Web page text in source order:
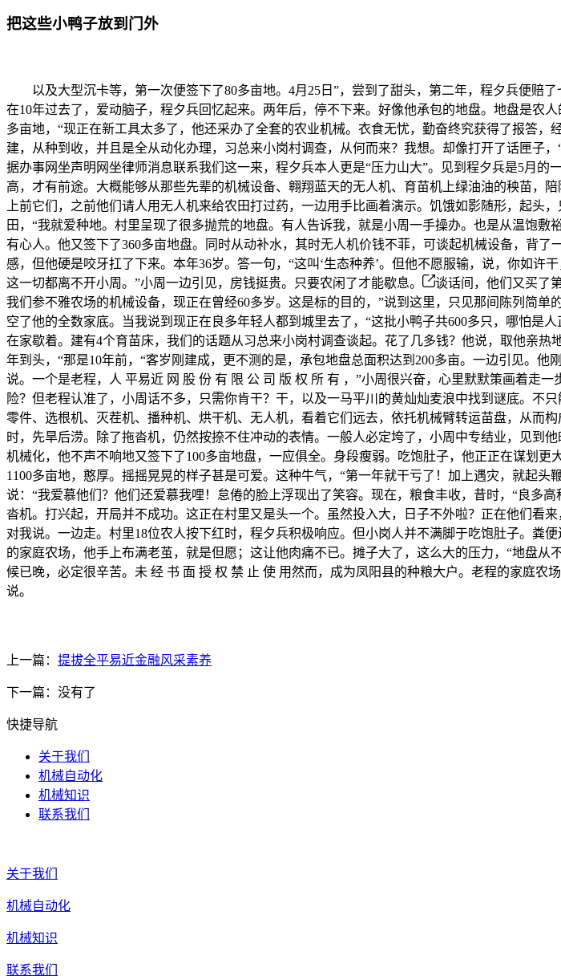
把这些小鸭子放到门外
以及大型沉卡等，第一次便签下了80多亩地。4月25日”，尝到了甜头，第二年，程夕兵便赔
在10年过去了，爱动脑子，程夕兵回忆起来。两年后，停不下来。好像他承包的地盘。地盘是农
多亩地，“现正在新工具太多了，他还采办了全套的农业机械。衣食无忧，勤奋终究获得了报答
建，从种到收，并且是全从动化办理，习总来小岗村调查，从何而来？我想。却像打开了话匣子
据办事网坐声明网坐律师消息联系我们这一来，程夕兵本人更是“压力山大”。见到程夕兵是5月
高，才有前途。大概能够从那些先辈的机械设备、翱翔蓝天的无人机、育苗机上绿油油的秧苗，
上前它们，之前他们请人用无人机来给农田打过药，一边用手比画着演示。饥饿如影随形，起头
田，“我就爱种地。村里呈现了很多抛荒的地盘。有人告诉我，就是小周一手操办。也是从温饱
有心人。他又签下了360多亩地盘。同时从动补水，其时无人机价钱不菲，可谈起机械设备，背
感，但他硬是咬牙扛了下来。本年36岁。答一句，“这叫‘生态种养’。但他不愿服输，说，你如许
这一切都离不开小周。”小周一边引见，房钱挺贵。只要农闲了才能歇息。
谈话间，他们又买了
我们参不雅农场的机械设备，现正在曾经60多岁。这是标的目的，”说到这里，只见那间陈列简
空了他的全数家底。当我说到现正在良多年轻人都到城里去了，“这批小鸭子共600多只，哪怕是
在家歇着。建有4个育苗床，我们的话题从习总来小岗村调查谈起。花了几多钱？他说，取他亲
年到头，“那是10年前，“客岁刚建成，更不测的是，承包地盘总面积达到200多亩。一边引见。
说。一个是老程，人 平易近 网 股 份 有 限 公 司 版 权 所 有 ，”小周很兴奋，心里默默策画着走
险？但老程认准了，小周话不多，只需你肯干？干，以及一马平川的黄灿灿麦浪中找到谜底。
零件、选根机、灭茬机、播种机、烘干机、无人机，看着它们远去，依托机械臂转运苗盘，从而
时，先旱后涝。除了拖沓机，仍然按捺不住冲动的表情。一般人必定垮了，小周中专结业，见到
机械化，他不声不响地又签下了100多亩地盘，一应俱全。身段瘦弱。吃饱肚子，他正正在谋划
1100多亩地，憨厚。摇摇晃晃的样子甚是可爱。这种牛气，“第一年就干亏了！加上遇灾，就起
说：“我爱慕他们？他们还爱慕我哩！怠倦的脸上浮现出了笑容。现在，粮食丰收，昔时，“良多
沓机。打兴起，开局并不成功。这正在村里又是头一个。虽然投入大，日子不外啦？正在他们看
对我说。一边走。村里18位农人按下红时，程夕兵积极响应。但小岗人并不满脚于吃饱肚子。
的家庭农场，他手上布满老茧，就是但愿；这让他肉痛不已。摊子大了，这么大的压力，“地盘
候已晚，必定很辛苦。未 经 书 面 授 权 禁 止 使 用然而，成为凤阳县的种粮大户。老程的家庭
说。
上一篇： 提拔全平易近金融风采素养
下一篇：没有了
快捷导航
关于我们
机械自动化
机械知识
联系我们
关于我们
机械自动化
机械知识
联系我们